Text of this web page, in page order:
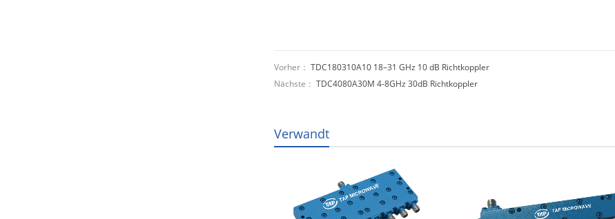
Vorher： TDC180310A10 18–31 GHz 10 dB Richtkoppler
Nächste： TDC4080A30M 4-8GHz 30dB Richtkoppler
Verwandt